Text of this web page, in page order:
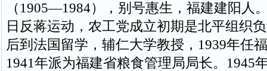
（1905—1984），别号惠生，福建建阳人
日反蒋运动，农工党成立初期是北平组织
后到法国留学，辅仁大学教授，1939年任
1941年派为福建省粮食管理局局长。1945